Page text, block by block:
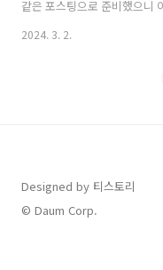
같은 포스팅으로 준비했으니
방사능 물질이 인체와 식품에
다. - 생체기관의 감수성이
2024. 3. 2.
Designed by 티스토리
© Daum Corp.